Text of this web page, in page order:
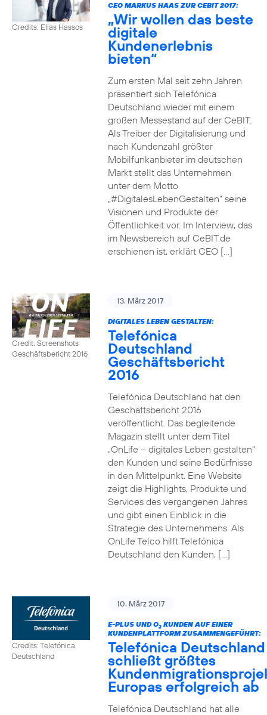
Credits: Elias Hassos
CEO MARKUS HAAS ZUR CEBIT 2017:
„Wir wollen das beste
digitale
Kundenerlebnis
bieten“
Zum ersten Mal seit zehn Jahren
präsentiert sich Telefónica
Deutschland wieder mit einem
großen Messestand auf der CeBIT.
Als Treiber der Digitalisierung und
nach Kundenzahl größter
Mobilfunkanbieter im deutschen
Markt stellt das Unternehmen
unter dem Motto
„#DigitalesLebenGestalten“ seine
Visionen und Produkte der
Öffentlichkeit vor. Im Interview, das
im Newsbereich auf CeBIT.de
erschienen ist, erklärt CEO […]
Credit: Screenshots
Geschäftsbericht 2016
13. März 2017
DIGITALES LEBEN GESTALTEN:
Telefónica
Deutschland
Geschäftsbericht
2016
Telefónica Deutschland hat den
Geschäftsbericht 2016
veröffentlicht. Das begleitende
Magazin stellt unter dem Titel
„OnLife – digitales Leben gestalten“
den Kunden und seine Bedürfnisse
in den Mittelpunkt. Eine Website
zeigt die Highlights, Produkte und
Services des vergangenen Jahres
und gibt einen Einblick in die
Strategie des Unternehmens. Als
OnLife Telco hilft Telefónica
Deutschland den Kunden, […]
Credits: Telefónica
Deutschland
10. März 2017
E-PLUS UND O2KUNDEN AUF EINER
KUNDENPLATTFORM ZUSAMMENGEFÜHRT:
Telefónica Deutschland
schließt größtes
Europas erfolgreich ab
Telefónica Deutschland hat alle